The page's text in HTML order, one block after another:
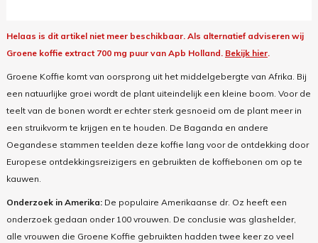
Helaas is dit artikel niet meer beschikbaar. Als alternatief adviseren wij
Groene koffie extract 700 mg puur van Apb Holland. Bekijk hier.
Groene Koffie komt van oorsprong uit het middelgebergte van Afrika. Bij
een natuurlijke groei wordt de plant uiteindelijk een kleine boom. Voor de
teelt van de bonen wordt er echter sterk gesnoeid om de plant meer in
een struikvorm te krijgen en te houden. De Baganda en andere
Oegandese stammen teelden deze koffie lang voor de ontdekking door
Europese ontdekkingsreizigers en gebruikten de koffiebonen om op te
kauwen.
Onderzoek in Amerika: De populaire Amerikaanse dr. Oz heeft een
onderzoek gedaan onder 100 vrouwen. De conclusie was glashelder,
alle vrouwen die Groene Koffie gebruikten hadden twee keer zo veel